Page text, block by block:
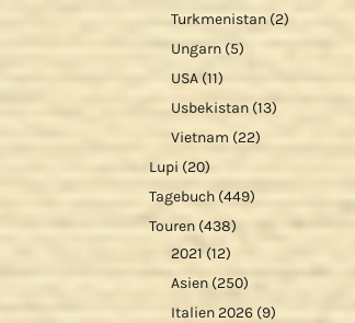
Turkmenistan (2)
Ungarn (5)
USA (11)
Usbekistan (13)
Vietnam (22)
Lupi (20)
Tagebuch (449)
Touren (438)
2021 (12)
Asien (250)
Italien 2026 (9)